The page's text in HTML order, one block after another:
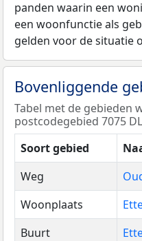
panden waarin een
een woonfunctie als
gelden voor de situatie
Bovenliggende
Tabel met de gebieden
postcodegebied 7075
Soort gebied
Weg
Woonplaats
Buurt